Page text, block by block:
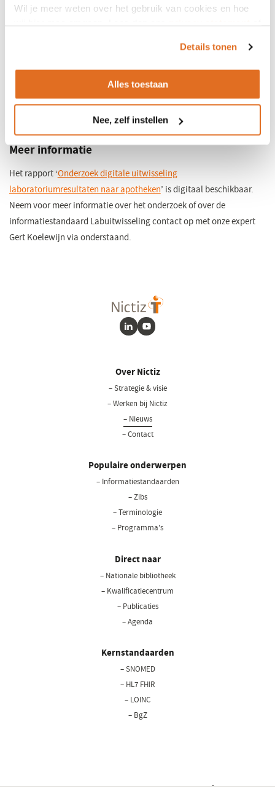
Wil je meer weten over het gebruik van cookies en hoe
Details tonen
Alles toestaan
Nee, zelf instellen
nieuw
gegevensuitwisseling in de zorg aan de Tweede Kamer dat het
zorgbreed uitwisselen van onder meer medicatiegegevens en
labwaarden tussen zorgverleners en patiënt essentieel zijn om de
medicatieveiligheid te verbeteren.
Meer informatie
Het rapport ‘Onderzoek digitale uitwisseling
laboratoriumresultaten naar apotheken’ is digitaal beschikbaar.
Neem voor meer informatie over het onderzoek of over de
informatiestandaard Labuitwisseling contact op met onze expert
Gert Koelewijn via onderstaand.
LinkedInYoutube
Over Nictiz
– Strategie & visie
– Werken bij Nictiz
– Nieuws
– Contact
Populaire onderwerpen
– Informatiestandaarden
– Zibs
– Terminologie
– Programma's
Direct naar
– Nationale bibliotheek(opent
– Kwalificatiecentrum
– Publicaties
– Agenda
Kernstandaarden
– SNOMED
– HL7 FHIR
– LOINC
– BgZ
Privacy statement Cookiebeleid Disclaimer Bedrijfsgegevens